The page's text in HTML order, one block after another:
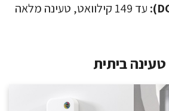
עד 149 קילוואט, טעינה מלאה
ביתית